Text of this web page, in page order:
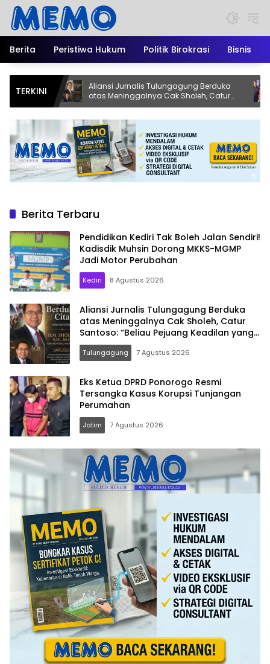
Langsung
konten
Berita
Peristiwa Hukum Politik Birokrasi Bisnis
TERKINI
Aliansi Jurnalis Tulungagung Berduka
atas Meninggalnya Cak Sholeh, Catur
Santoso: “Beliau Pejuang Keadilan yang
Eks
Berita Terbaru
Pendidikan Kediri Tak Boleh Jalan Sendiri!
Kadisdik Muhsin Dorong MKKS-MGMP
Jadi Motor Perubahan
Kediri 8 Agustus 2026
Aliansi Jurnalis Tulungagung Berduka
atas Meninggalnya Cak Sholeh, Catur
Santoso: “Beliau Pejuang Keadilan yang
Vokal”
Tulungagung 7 Agustus 2026
Eks Ketua DPRD Ponorogo Resmi
Tersangka Kasus Korupsi Tunjangan
Perumahan
Jatim 7 Agustus 2026
Memo.co.id
| Memberi
Inspirasi